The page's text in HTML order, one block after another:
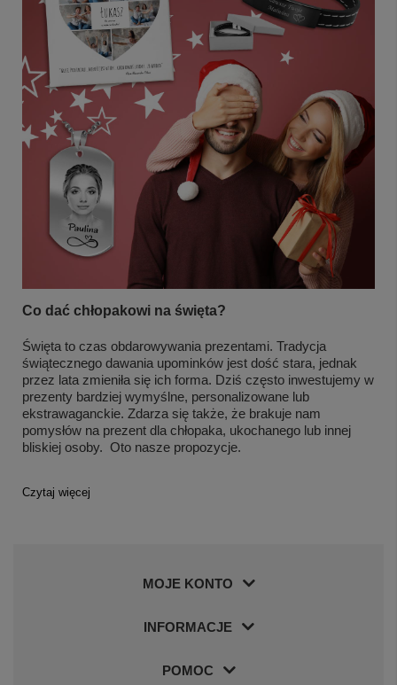
Co dać chłopakowi na święta?
Święta to czas obdarowywania prezentami. Tradycja
świątecznego dawania upominków jest dość stara, jednak
przez lata zmieniła się ich forma. Dziś często inwestujemy w
prezenty bardziej wymyślne, personalizowane lub
ekstrawaganckie. Zdarza się także, że brakuje nam
pomysłów na prezent dla chłopaka, ukochanego lub innej
bliskiej osoby. Oto nasze propozycje.
Czytaj więcej
MOJE KONTO
INFORMACJE
POMOC